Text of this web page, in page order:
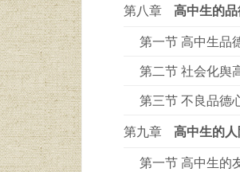
第八章
高中生的
第一节 高中生品
第二节 社会化舆
第三节 不良品德
第九章
高中生的
第一节 高中生的